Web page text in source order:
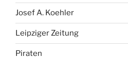
Josef A. Koehler
Leipziger Zeitung
Piraten